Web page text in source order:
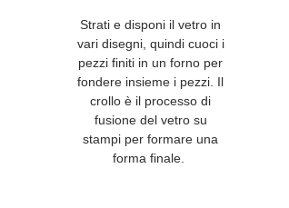
Strati e disponi il vetro in
vari disegni, quindi cuoci i
pezzi finiti in un forno per
fondere insieme i pezzi. Il
crollo è il processo di
fusione del vetro su
stampi per formare una
forma finale.